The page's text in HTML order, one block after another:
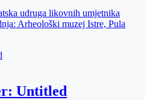
udruga likovnih umjetnika
Arheološki muzej Istre, Pula
Untitled